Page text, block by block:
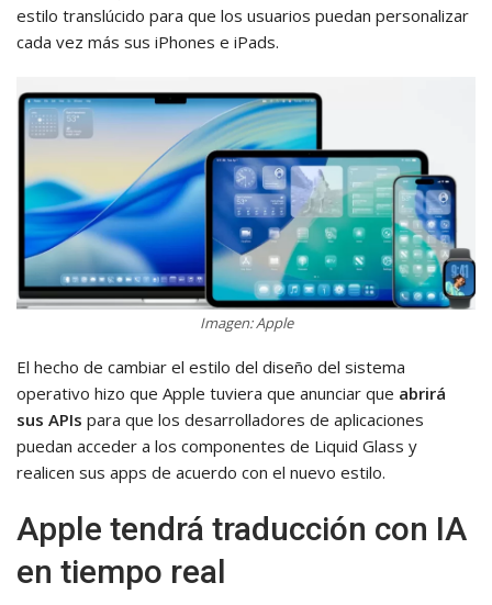
estilo translúcido para que los usuarios puedan personalizar
cada vez más sus iPhones e iPads.
Imagen: Apple
El hecho de cambiar el estilo del diseño del sistema
operativo hizo que Apple tuviera que anunciar que abrirá
sus APIs para que los desarrolladores de aplicaciones
puedan acceder a los componentes de Liquid Glass y
realicen sus apps de acuerdo con el nuevo estilo.
Apple tendrá traducción con IA
en tiempo real